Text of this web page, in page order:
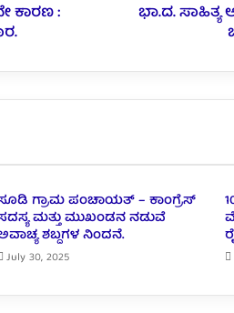
ಕಾರಣ : ಭಾ.ದ.
ಗ್ರಾಮ ಪಂಚಾಯತ್ – ಕಾಂಗ್ರೆಸ್
ಮತ್ತು ಮುಖಂಡನ ನಡುವೆ
ಶಬ್ದಗಳ ನಿಂದನೆ.
July 30, 2025